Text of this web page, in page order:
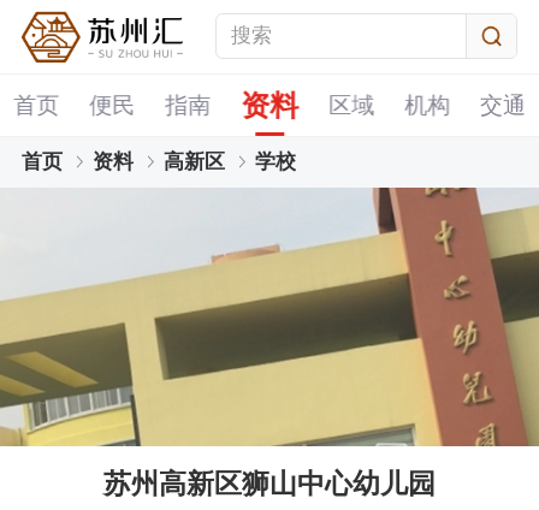
首页 便民 指南 资料 区域 机构 交通
首页 资料 高新区 学校
苏州高新区狮山中心幼儿园